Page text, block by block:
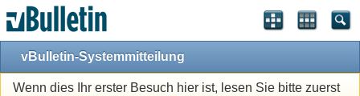
vBulletin-Systemmitteilung
Wenn dies Ihr erster Besuch hier ist, lesen Sie bitte zuerst